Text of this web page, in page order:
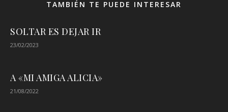
TAMBIÉN TE PUEDE INTERESAR
SOLTAR ES DEJAR IR
23/02/2023
A «MI AMIGA ALICIA»
21/08/2022